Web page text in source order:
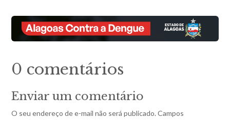
0 comentários
Enviar um comentário
O seu endereço de e-mail não será publicado. Campos